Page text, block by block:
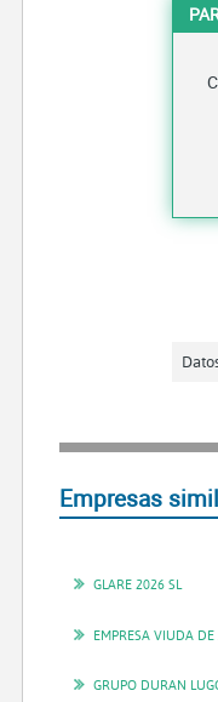
Empresas
GLARE 2026 SL
EMPRESA VIUDA
GRUPO DURAN